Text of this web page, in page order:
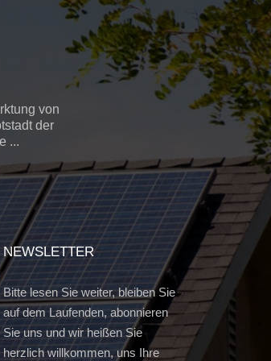
von
der
...
NEWSLETTER
Bitte lesen Sie weiter, bleiben Sie
auf dem Laufenden, abonnieren
Sie uns und wir heißen Sie
herzlich willkommen, uns Ihre